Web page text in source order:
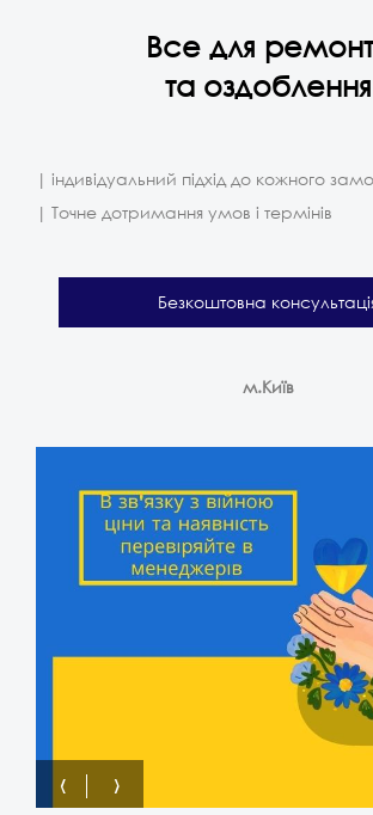
Все для
та оздоблення
| індивідуальний підхід до кожного
| Точне дотримання умов і термінів
Безкоштовна
м.Київ
‹ ›